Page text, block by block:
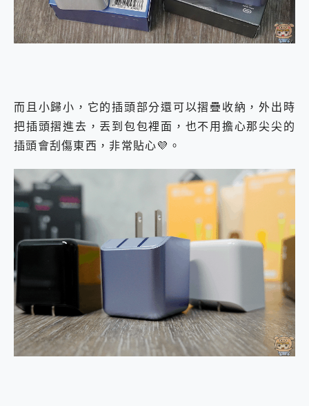
而且小歸小，它的插頭部分還可以摺疊收納，外出時
把插頭摺進去，丟到包包裡面，也不用擔心那尖尖的
插頭會刮傷東西，非常貼心💜。